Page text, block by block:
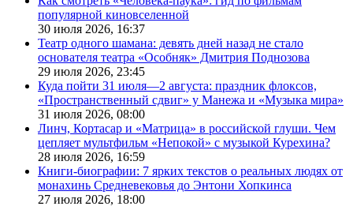
популярной киновселенной
30 июля 2026, 16:37
Театр одного шамана: девять дней назад не стало
основателя театра «Особняк» Дмитрия Поднозова
29 июля 2026, 23:45
Куда пойти 31 июля—2 августа: праздник флоксов,
«Пространственный сдвиг» у Манежа и «Музыка мира»
31 июля 2026, 08:00
Линч, Кортасар и «Матрица» в российской глуши. Чем
цепляет мультфильм «Непокой» с музыкой Курехина?
28 июля 2026, 16:59
Книги-биографии: 7 ярких текстов о реальных людях от
монахинь Средневековья до Энтони Хопкинса
27 июля 2026, 18:00